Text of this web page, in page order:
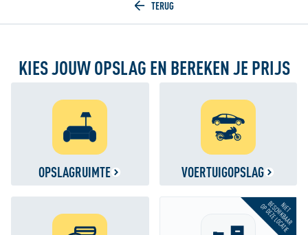
Home
KIES JOUW OPSLAG EN BEREKEN JE PRIJS
OPSLAGRUIMTE VOERTUIGOPSLAG
NIET
BESCHIKBAAR
OP DEZE LOCATIE